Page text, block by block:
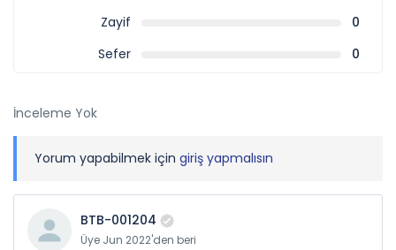
Zayif
0
Sefer
0
İnceleme Yok
Yorum yapabilmek için giriş yapmalısın
BTB-001204
Üye Jun 2022'den beri